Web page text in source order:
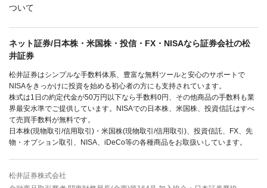
ついて
ネット証券/日本株・米国株・投信・FX・NISAなら証券会社の松
井証券
松井証券はシンプルな手数料体系、豊富な無料ツールと安心のサポートで
NISAをきっかけに投資を始める初心者の方にも支持されています。
株式は1日の約定代金が50万円以下なら手数料0円、その他商品の手数料も業
界最安水準でご提供しています。NISAでの日本株、米国株、投資信託はすべ
て売買手数料が無料です。
日本株(現物取引/信用取引)・米国株(現物取引/信用取引)、投資信託、FX、先
物・オプション取引、NISA、iDeCo等の各種商品をお取扱いしています。
松井証券株式会社